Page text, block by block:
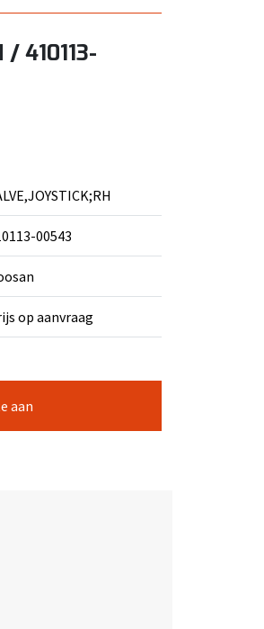
/ 410113-
00543
op aanvraag
aan